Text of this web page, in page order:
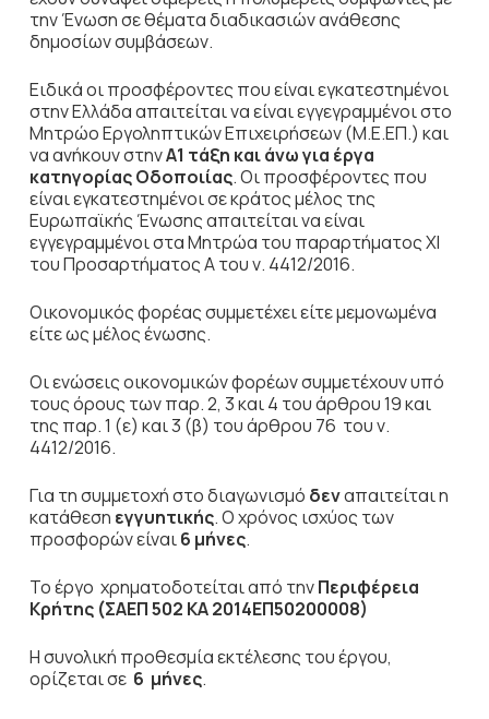
την Ένωση σε θέματα διαδικασιών ανάθεσης
δημοσίων συμβάσεων.
Ειδικά οι προσφέροντες που είναι εγκατεστημένοι
στην Ελλάδα απαιτείται να είναι εγγεγραμμένοι στο
Μητρώο Εργοληπτικών Επιχειρήσεων (Μ.Ε.ΕΠ.) και
να ανήκουν στηνΑ1 τάξη και άνω για έργα
κατηγορίαςΟδοποιίας. Οι προσφέροντες που
είναι εγκατεστημένοι σε κράτος μέλος της
Ευρωπαϊκής Ένωσης απαιτείται να είναι
εγγεγραμμένοι στα Μητρώα του παραρτήματος ΧΙ
του Προσαρτήματος Α του ν. 4412/2016.
Οικονομικός φορέας συμμετέχει είτε μεμονωμένα
είτε ως μέλος ένωσης.
Οι ενώσειςοικονομικών φορέων συμμετέχουν υπό
τους όρους των παρ. 2, 3 και 4 του άρθρου 19 και
της παρ. 1 (ε) και 3 (β) του άρθρου 76 του ν.
4412/2016.
Για τη συμμετοχή στο διαγωνισμό δεναπαιτείται η
κατάθεση εγγυητικής. Ο χρόνος ισχύος των
προσφορών είναι6 μήνες.
Το έργο χρηματοδοτείται από τηνΠεριφέρεια
Κρήτης (ΣΑΕΠ 502 ΚΑ 2014ΕΠ50200008)
Η συνολική προθεσμία εκτέλεσης του έργου,
ορίζεται σε 6 μήνες.